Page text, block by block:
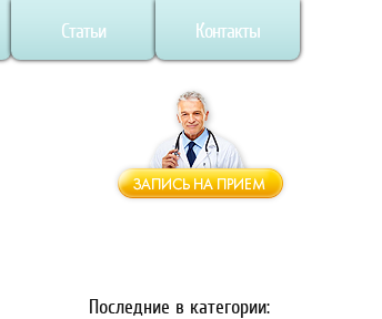
Статьи Контакты
Последние в категории: